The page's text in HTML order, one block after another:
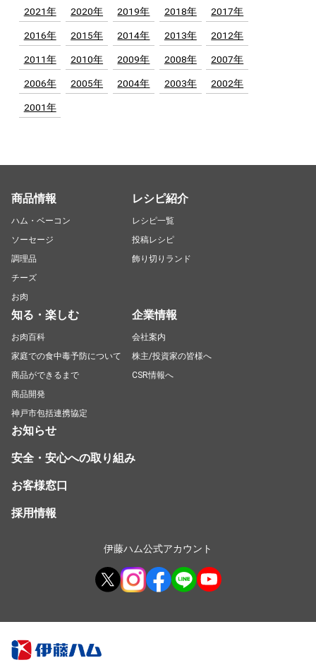
2021年 2020年 2019年 2018年 2017年
2016年 2015年 2014年 2013年 2012年
2011年 2010年 2009年 2008年 2007年
2006年 2005年 2004年 2003年 2002年
2001年
商品情報
ハム・ベーコン
ソーセージ
調理品
チーズ
お肉
レシピ紹介
レシピ一覧
投稿レシピ
飾り切りランド
知る・楽しむ
お肉百科
家庭での食中毒予防について
商品ができるまで
商品開発
神戸市包括連携協定
企業情報
会社案内
株主/投資家の皆様へ
CSR情報へ
お知らせ
安全・安心への取り組み
お客様窓口
採用情報
伊藤ハム公式アカウント